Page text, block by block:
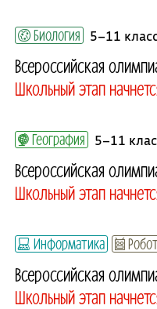
Биология 5–11
Всероссийская
Школьный этап
География 5–11
Всероссийская
Школьный этап
Информатика
Всероссийская
Школьный этап